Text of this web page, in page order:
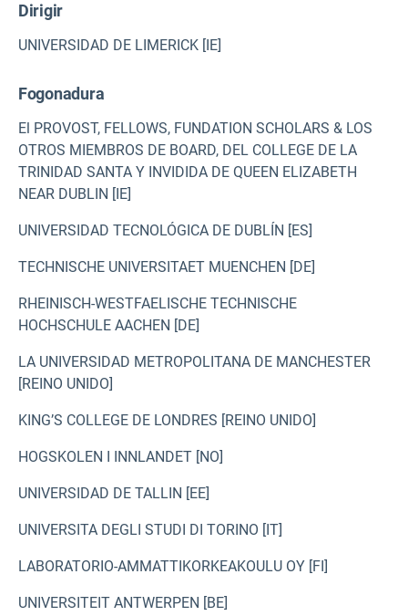
Dirigir
UNIVERSIDAD DE LIMERICK [IE]
Fogonadura
El PROVOST, FELLOWS, FUNDATION SCHOLARS & LOS
OTROS MIEMBROS DE BOARD, DEL COLLEGE DE LA
TRINIDAD SANTA Y INVIDIDA DE QUEEN ELIZABETH
NEAR DUBLIN [IE]
UNIVERSIDAD TECNOLÓGICA DE DUBLÍN [ES]
TECHNISCHE UNIVERSITAET MUENCHEN [DE]
RHEINISCH-WESTFAELISCHE TECHNISCHE
HOCHSCHULE AACHEN [DE]
LA UNIVERSIDAD METROPOLITANA DE MANCHESTER
[REINO UNIDO]
KING’S COLLEGE DE LONDRES [REINO UNIDO]
HOGSKOLEN I INNLANDET [NO]
UNIVERSIDAD DE TALLIN [EE]
UNIVERSITA DEGLI STUDI DI TORINO [IT]
LABORATORIO-AMMATTIKORKEAKOULU OY [FI]
UNIVERSITEIT ANTWERPEN [BE]